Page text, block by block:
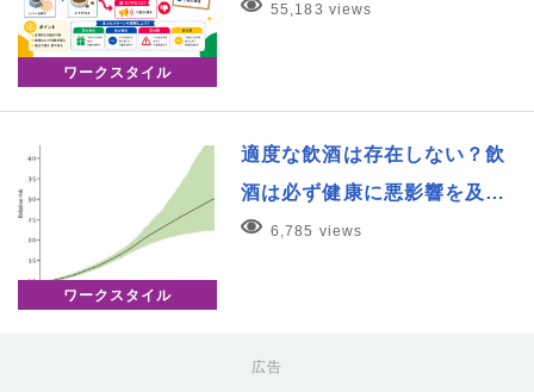
ワークスタイル
55,183 views
ワークスタイル
適度な飲酒は存在しない？飲
酒は必ず健康に悪影響を及…
6,785 views
広告